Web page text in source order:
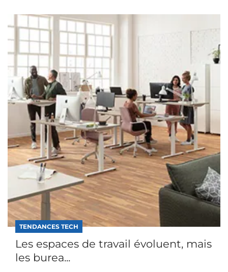
TENDANCES TECH
Les espaces de travail évoluent, mais
les burea...